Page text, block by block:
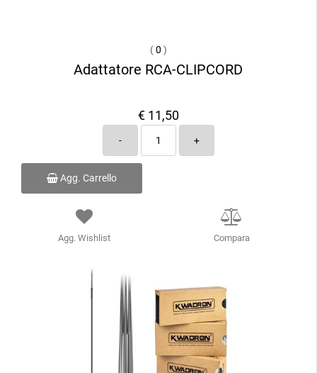
(0 )
Adattatore RCA-CLIPCORD
€ 11,50
Agg. Carrello
Agg. Wishlist Compara